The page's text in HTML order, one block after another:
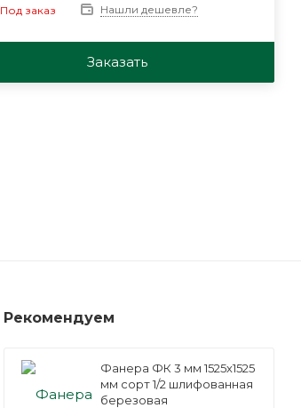
Под заказ Нашли дешевле?
Заказать
Рекомендуем
Фанера ФК 3 мм 1525х1525
мм сорт 1/2 шлифованная
березовая